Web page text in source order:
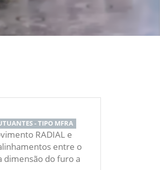
- TIPO MFRA
RADIAL e
entre o
dimensão do furo a